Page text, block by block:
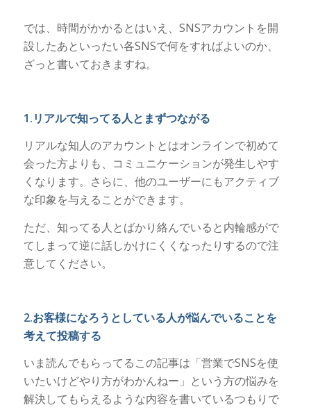
では、時間がかかるとはいえ、SNSアカウントを開
設したあといったい各SNSで何をすればよいのか、
ざっと書いておきますね。
1.リアルで知ってる人とまずつながる
リアルな知人のアカウントとはオンラインで初めて
会った方よりも、コミュニケーションが発生しやす
くなります。さらに、他のユーザーにもアクティブ
な印象を与えることができます。
ただ、知ってる人とばかり絡んでいると内輪感がで
てしまって逆に話しかけにくくなったりするので注
意してください。
2.お客様になろうとしている人が悩んでいることを
考えて投稿する
いま読んでもらってるこの記事は「営業でSNSを使
いたいけどやり方がわかんねー」という方の悩みを
解決してもらえるような内容を書いているつもりで